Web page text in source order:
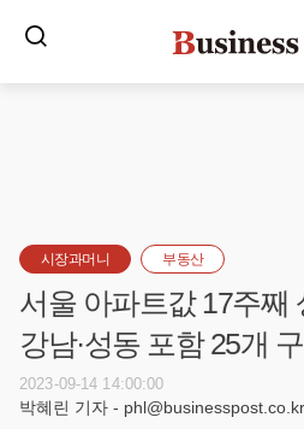
시장과머니 부동산
서울 아파트값 17주째
강남·성동 포함 25개
2023-09-14 14:00:00
박혜린 기자 - phl@businesspost.co.kr